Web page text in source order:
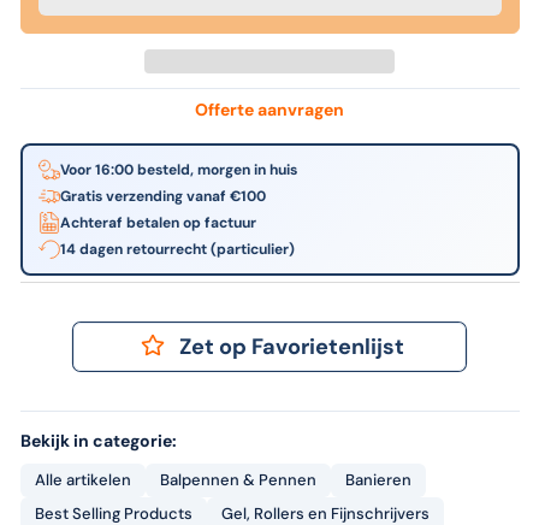
rood
m
rood
Offerte aanvragen
Voor 16:00 besteld, morgen in huis
Gratis verzending vanaf €100
Achteraf betalen op factuur
14 dagen retourrecht (particulier)
Zet op Favorietenlijst
Bekijk in categorie:
Alle artikelen Balpennen & Pennen
Banieren
Best Selling Products
Gel, Rollers en Fijnschrijvers